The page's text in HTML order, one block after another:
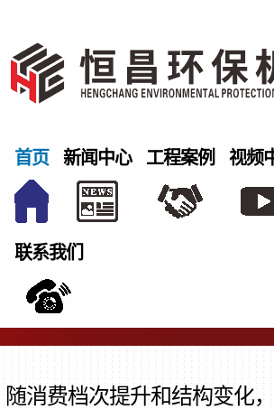
首页 新闻中心 工程案例 视频
联系我们
随消费档次提升和结构变化